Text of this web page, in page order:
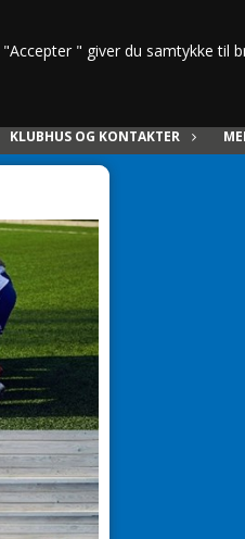
KLUBHUS OG KONTAKTER
" giver du samtykke til